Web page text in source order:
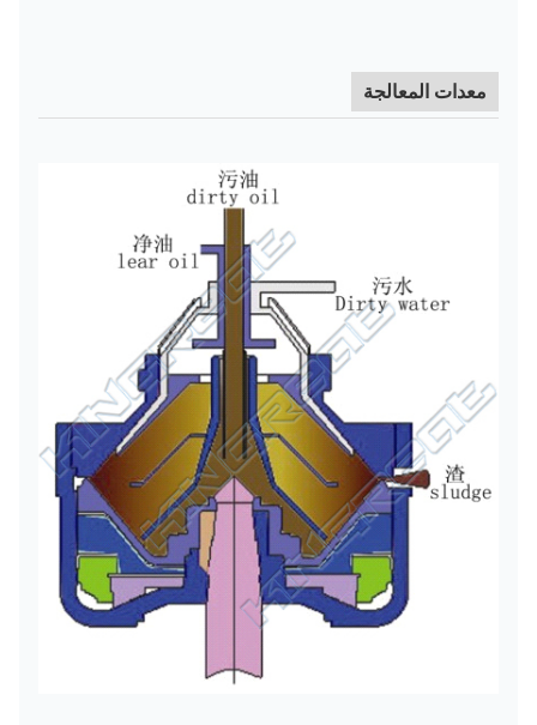
معدات المعالجة